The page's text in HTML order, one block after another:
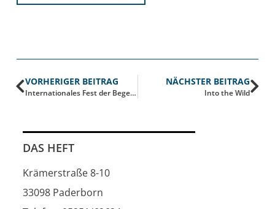
VORHERIGER BEITRAG
Internationales Fest der Begegnung
NÄCHSTER BEITRAG
Into the Wild
DAS HEFT
Krämerstraße 8-10
33098 Paderborn